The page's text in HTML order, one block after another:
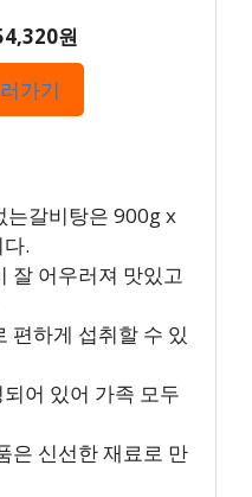
원
가기
는갈비탕은 900g x
.
잘 어우러져 맛있고
편하게 섭취할 수 있
어 있어 가족 모두
은 신선한 재료로 만